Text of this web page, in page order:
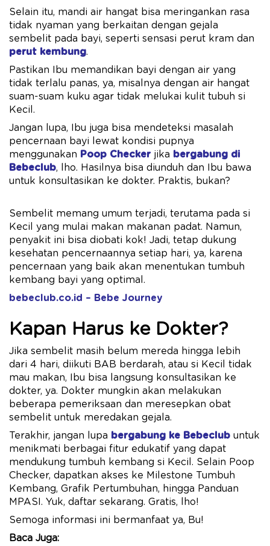
Selain itu, mandi air hangat bisa meringankan rasa
tidak nyaman yang berkaitan dengan gejala
sembelit pada bayi, seperti sensasi perut kram dan
perut kembung.
Pastikan Ibu memandikan bayi dengan air yang
tidak terlalu panas, ya, misalnya dengan air hangat
suam-suam kuku agar tidak melukai kulit tubuh si
Kecil.
Jangan lupa, Ibu juga bisa mendeteksi masalah
pencernaan bayi lewat kondisi pupnya
menggunakan Poop Checker jika bergabung di
Bebeclub, lho. Hasilnya bisa diunduh dan Ibu bawa
untuk konsultasikan ke dokter. Praktis, bukan?
Sembelit memang umum terjadi, terutama pada si
Kecil yang mulai makan makanan padat. Namun,
penyakit ini bisa diobati kok! Jadi, tetap dukung
kesehatan pencernaannya setiap hari, ya, karena
pencernaan yang baik akan menentukan tumbuh
kembang bayi yang optimal.
bebeclub.co.id – Bebe Journey
Kapan Harus ke Dokter?
Jika sembelit masih belum mereda hingga lebih
dari 4 hari, diikuti BAB berdarah, atau si Kecil tidak
mau makan, Ibu bisa langsung konsultasikan ke
dokter, ya. Dokter mungkin akan melakukan
beberapa pemeriksaan dan meresepkan obat
sembelit untuk meredakan gejala.
Terakhir, jangan lupa bergabung ke Bebeclub untuk
menikmati berbagai fitur edukatif yang dapat
mendukung tumbuh kembang si Kecil. Selain Poop
Checker, dapatkan akses ke Milestone Tumbuh
Kembang, Grafik Pertumbuhan, hingga Panduan
MPASI. Yuk, daftar sekarang. Gratis, lho!
Semoga informasi ini bermanfaat ya, Bu!
Baca Juga: